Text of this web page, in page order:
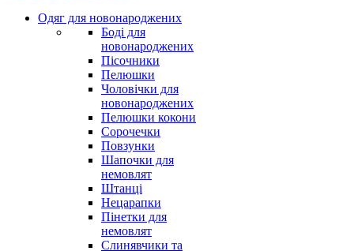
Одяг для новонароджених
Боді для
новонароджених
Пісочники
Пелюшки
Чоловічки для
новонароджених
Пелюшки кокони
Сорочечки
Повзунки
Шапочки для
немовлят
Штанці
Нецарапки
Пінетки для
немовлят
Слинявчики та